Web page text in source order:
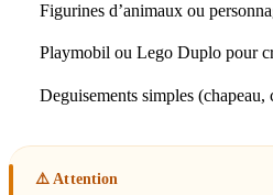
Figurines d’animaux ou
Playmobil ou Lego Duplo pour
Deguisements simples (chapeau,